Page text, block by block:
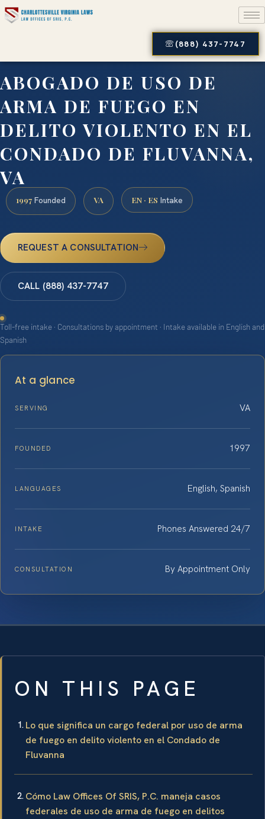
(888) 437-7747
ABOGADO DE USO DE
ARMA DE FUEGO EN
DELITO VIOLENTO EN EL
CONDADO DE FLUVANNA,
VA
1997 Founded VA EN · ES Intake
REQUEST A CONSULTATION
CALL (888) 437-7747
Toll-free intake · Consultations by appointment · Intake available in English and
Spanish
At a glance
SERVING VA
FOUNDED 1997
LANGUAGES English, Spanish
INTAKE Phones Answered 24/7
CONSULTATION By Appointment Only
ON THIS PAGE
Lo que significa un cargo federal por uso de arma
de fuego en delito violento en el Condado de
Fluvanna
Cómo Law Offices Of SRIS, P.C. maneja casos
federales de uso de arma de fuego en delitos